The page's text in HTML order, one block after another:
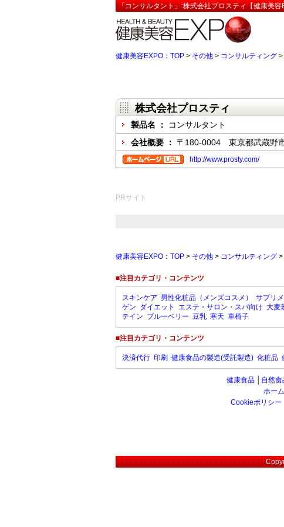
「コンサルタント」:株式会社プロスティ【健康美容
健康美容EXPO：TOP > その他 > コンサルティング >
株式会社プロスティ
製品名 ：
コンサルタント
会社概要 ： 〒180-0004 東京都武蔵野
http://www.prosty.com/
PRサイト
健康美容EXPO：TOP > その他 > コンサルティング >
■注目カテゴリ・コンテンツ
スキンケア 男性化粧品（メンズコスメ） サプリ
ゲン ダイエット エステ・サロン・スパ向け 大麦
テイン ブルーベリー 豆乳 寒天 車椅子
■注目カテゴリ・コンテンツ
決済代行 印刷 健康食品の製造(受託製造) 化粧品
健康食品 自然食
ホーム
Cookieポリシー